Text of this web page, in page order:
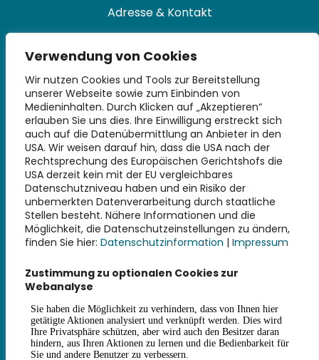
Verwendung von Cookies
Wir nutzen Cookies und Tools zur Bereitstellung
unserer Webseite sowie zum Einbinden von
Medieninhalten. Durch Klicken auf „Akzeptieren“
erlauben Sie uns dies. Ihre Einwilligung erstreckt sich
auch auf die Datenübermittlung an Anbieter in den
USA. Wir weisen darauf hin, dass die USA nach der
Rechtsprechung des Europäischen Gerichtshofs die
USA derzeit kein mit der EU vergleichbares
Datenschutzniveau haben und ein Risiko der
unbemerkten Datenverarbeitung durch staatliche
Stellen besteht. Nähere Informationen und die
Möglichkeit, die Datenschutzeinstellungen zu ändern,
finden Sie hier: Datenschutzinformation | Impressum
Zustimmung zu optionalen Cookies zur
Webanalyse
Adresse & Kontakt
Universitätsbibliothek
Technische Universität Hamburg
Denickestraße 22
21073 Hamburg
+49 40 30601-2845
bibliothek@tuhh.de
Soziale Netzwerke
Weiterführende Links
Impressum
Datenschutz
Erklärung zur Barrierefreiheit
Haus- und Benutzungsordnung